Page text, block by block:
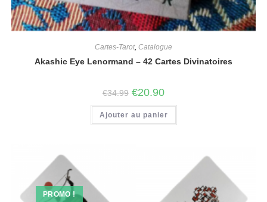
Cartes-Tarot, Catalogue
Akashic Eye Lenormand – 42 Cartes Divinatoires
€34.99 €20.90
Ajouter au panier
PROMO !